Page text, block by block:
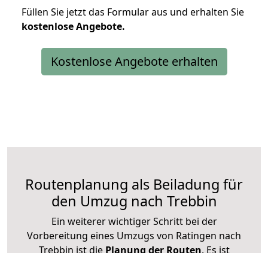
Füllen Sie jetzt das Formular aus und erhalten Sie
kostenloseAngebote.
Kostenlose Angebote erhalten
Routenplanung als Beiladung für
den Umzug nach Trebbin
Ein weiterer wichtiger Schritt bei der
Vorbereitung eines Umzugs von Ratingen nach
Trebbin ist diePlanung der Routen. Es ist